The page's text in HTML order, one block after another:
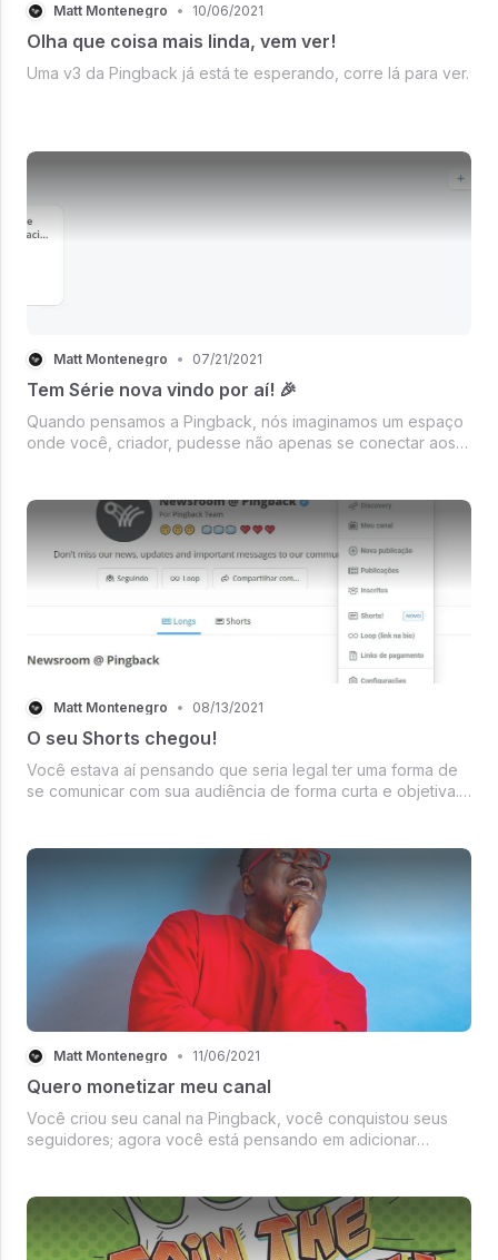
Matt Montenegro • 10/06/2021
Olha que coisa mais linda, vem ver!
Uma v3 da Pingback já está te esperando, corre lá para ver.
Matt Montenegro • 07/21/2021
Tem Série nova vindo por aí! 🎉
Quando pensamos a Pingback, nós imaginamos um espaço
onde você, criador, pudesse não apenas se conectar aos
Matt Montenegro • 08/13/2021
O seu Shorts chegou!
Você estava aí pensando que seria legal ter uma forma de
se comunicar com sua audiência de forma curta e objetiva.
comunidade ...
Matt Montenegro • 11/06/2021
Quero monetizar meu canal
Você criou seu canal na Pingback, você conquistou seus
seguidores; agora você está pensando em adicionar